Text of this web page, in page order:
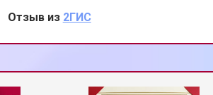
от 3500 ₽
от 2200 ₽
отзывчив. Спасибо за вашу помощь и
внимание к клиентам!
Отзыв из 2ГИС